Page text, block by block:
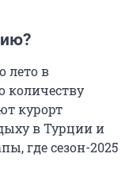
лето в
количеству
курорт
в Турции и
где сезон-2025